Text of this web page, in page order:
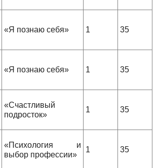
«Я познаю себя» 1 35
«Я познаю себя» 1 35
«Счастливый
подросток»
1 35
«Психология и
выбор профессии»
1 35